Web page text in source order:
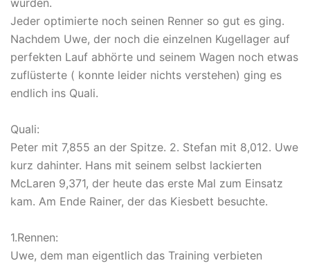
Jeder optimierte noch seinen Renner so gut es ging.
Nachdem Uwe, der noch die einzelnen Kugellager auf
perfekten Lauf abhörte und seinem Wagen noch etwas
zuflüsterte ( konnte leider nichts verstehen) ging es
endlich ins Quali.
Quali:
Peter mit 7,855 an der Spitze. 2. Stefan mit 8,012. Uwe
kurz dahinter. Hans mit seinem selbst lackierten
McLaren 9,371, der heute das erste Mal zum Einsatz
kam. Am Ende Rainer, der das Kiesbett besuchte.
1.Rennen:
Uwe, dem man eigentlich das Training verbieten